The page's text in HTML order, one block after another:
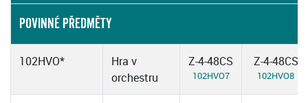
POVINNÉ PŘEDMĚTY
102HVO*
Hra v
orchestru
Z-4-48CS
102HVO7
Z-4-48CS
102HVO8